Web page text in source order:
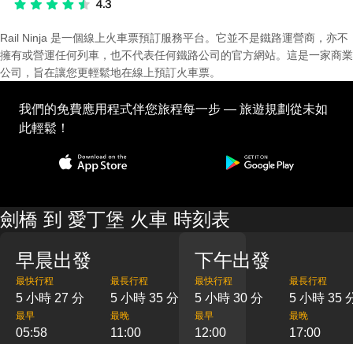
Rail Ninja 是一個線上火車票預訂服務平台。它並不是鐵路運營商，亦不
擁有或營運任何列車，也不代表任何鐵路公司的官方網站。這是一家商業
公司，旨在讓您更輕鬆地在線上預訂火車票。
我們的免費應用程式伴您旅程每一步 — 旅遊規劃從未如
此輕鬆！
劍橋 到 愛丁堡 火車 時刻表
早晨出發
最快行程
5 小時 27 分
最長行程
5 小時 35 分
最早
05:58
最晚
11:00
下午出發
最快行程
5 小時 30 分
最長行程
5 小時 35
最早
12:00
最晚
17:00